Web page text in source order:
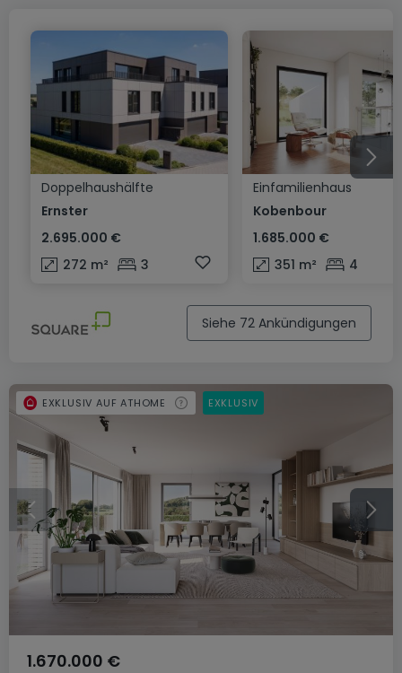
Doppelhaushälfte
Ernster
2.695.000 €
272 m² 3
Einfamilienhaus
Kobenbour
1.685.000 €
351 m² 4
Siehe 72 Ankündigungen
1.670.000 €
EXKLUSIV AUF ATHOME EXKLUSIV